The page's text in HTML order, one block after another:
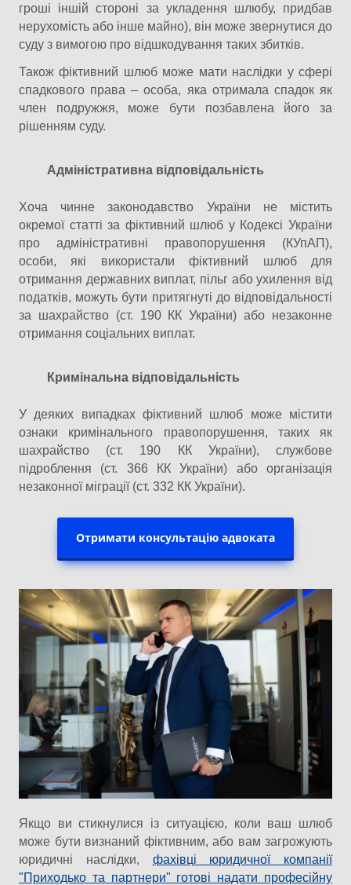
гроші іншій стороні за укладення шлюбу, придбав
нерухомість або інше майно), він може звернутися до
суду з вимогою про відшкодування таких збитків.
Також фіктивний шлюб може мати наслідки у сфері
спадкового права – особа, яка отримала спадок як
член подружжя, може бути позбавлена його за
рішенням суду.
Адміністративна відповідальність
Хоча чинне законодавство України не містить
окремої статті за фіктивний шлюб у Кодексі України
про адміністративні правопорушення (КУпАП),
особи, які використали фіктивний шлюб для
отримання державних виплат, пільг або ухилення від
податків, можуть бути притягнуті до відповідальності
за шахрайство (ст. 190 КК України) або незаконне
отримання соціальних виплат.
Кримінальна відповідальність
У деяких випадках фіктивний шлюб може містити
ознаки кримінального правопорушення, таких як
шахрайство (ст. 190 КК України), службове
підроблення (ст. 366 КК України) або організація
незаконної міграції (ст. 332 КК України).
Отримати консультацію адвоката
Якщо ви стикнулися із ситуацією, коли ваш шлюб
може бути визнаний фіктивним, або вам загрожують
юридичні наслідки, фахівці юридичної компанії
"Приходько та партнери" готові надати професійну